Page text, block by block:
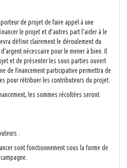
de projet de faire appel à une
le projet et d’autres part l’aider à le
définir clairement le déroulement du
nécessaire pour le mener à bien. Il
et de présenter les sous parties ouvert
de financement participative permettra de
pour rétribuer les contributeurs du projet.
les sommes récoltées seront
.
sont fonctionnement sous la forme de